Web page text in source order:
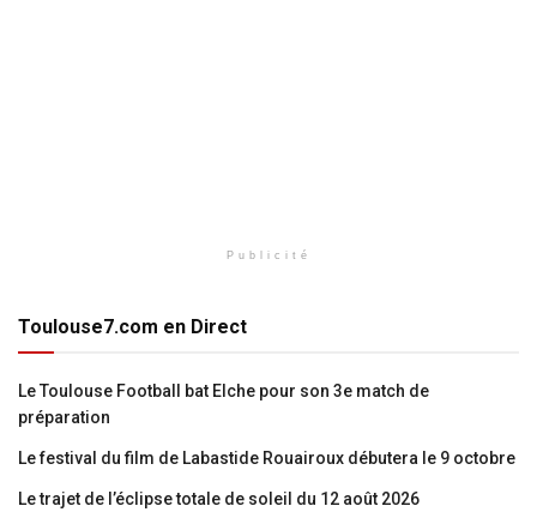
Publicité
Toulouse7.com en Direct
Le Toulouse Football bat Elche pour son 3e match de
préparation
Le festival du film de Labastide Rouairoux débutera le 9 octobre
Le trajet de l’éclipse totale de soleil du 12 août 2026